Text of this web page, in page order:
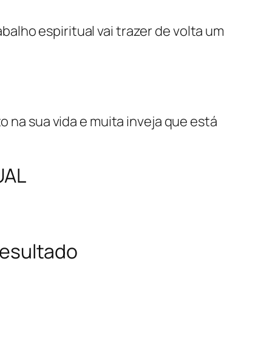
espiritual vai trazer de volta um
na sua vida e muita inveja que está